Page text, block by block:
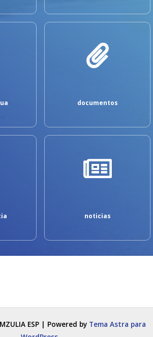
documentos
noticias
ESP | Powered by Tema Astra para